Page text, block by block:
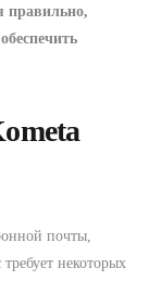
правильно,
почты,
некоторых